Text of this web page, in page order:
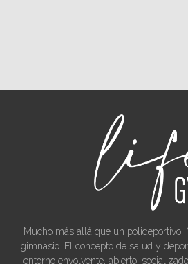
Mucho más allá que un
gimnasio. El concepto de salud y
entorno envolvente, abierto,